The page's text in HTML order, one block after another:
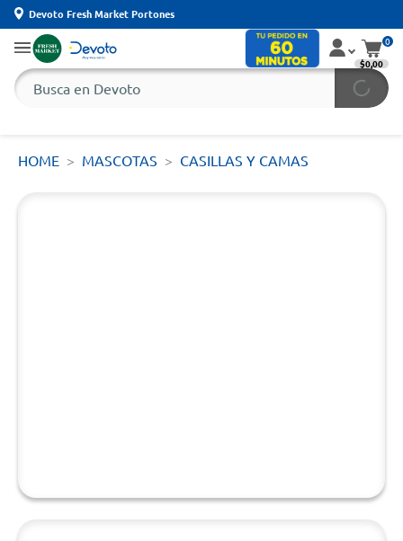
Devoto Fresh Market Portones
0
$0,00
HOME MASCOTAS CASILLAS Y CAMAS